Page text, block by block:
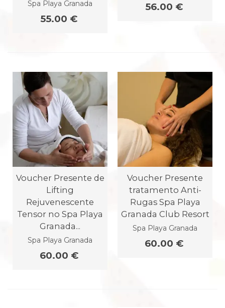
Spa Playa Granada
55.00 €
56.00 €
Voucher Presente de
Lifting
Rejuvenescente
Tensor no Spa Playa
Granada...
Spa Playa Granada
60.00 €
Voucher Presente
tratamento Anti-
Rugas Spa Playa
Granada Club Resort
Spa Playa Granada
60.00 €